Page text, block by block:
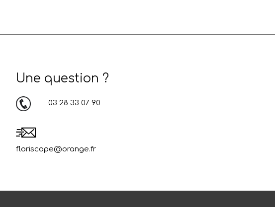
Une question ?
03 28 33 07 90
floriscope@orange.fr